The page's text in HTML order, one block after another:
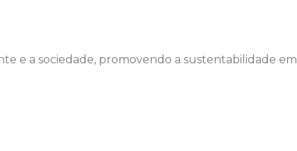
e a sociedade, promovendo a sustentabilidade